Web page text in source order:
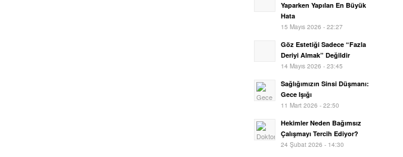
Yaparken Yapılan En Büyük
Hata
15 Mayıs 2026 - 22:27
Göz Estetiği Sadece “Fazla
Deriyi Almak” Değildir
14 Mayıs 2026 - 23:45
Sağlığımızın Sinsi Düşmanı:
Gece Işığı
11 Mart 2026 - 22:50
Hekimler Neden Bağımsız
Çalışmayı Tercih Ediyor?
24 Şubat 2026 - 14:30